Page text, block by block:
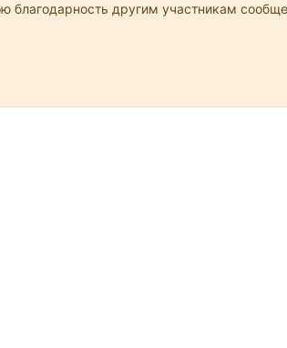
благодарность другим участникам